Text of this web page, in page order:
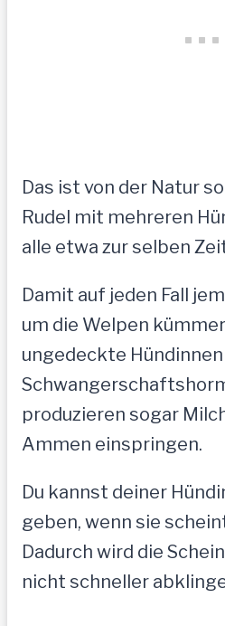
Das ist von der Natur
Rudel mit mehreren
alle etwa zur selben
Damit auf jeden Fall
um die Welpen
ungedeckte Hündinnen
produzieren sogar
Ammen einspringen.
Du kannst deiner
geben, wenn sie
Dadurch wird die
nicht schneller